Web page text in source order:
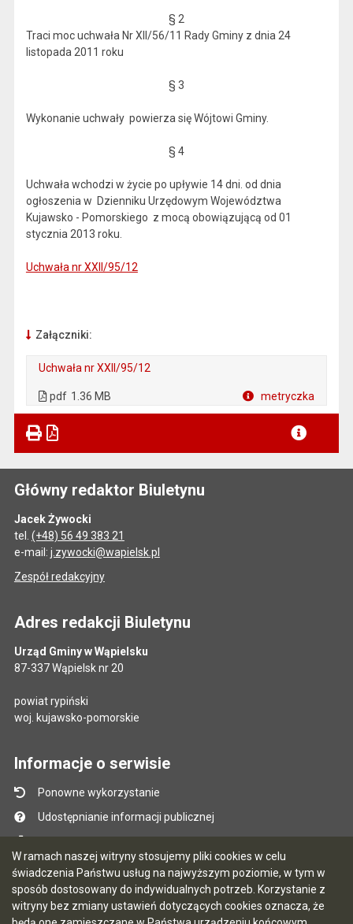
W ramach naszej witryny stosujemy pliki cookies w celu
świadczenia Państwu usług na najwyższym poziomie, w tym w
sposób dostosowany do indywidualnych potrzeb. Korzystanie z
witryny bez zmiany ustawień dotyczących cookies oznacza, że
§ 2
Traci moc uchwała Nr XII/56/11 Rady Gminy z dnia 24
listopada 2011 roku
§ 3
Wykonanie uchwały powierza się Wójtowi Gminy.
§ 4
Uchwała wchodzi w życie po upływie 14 dni. od dnia
ogłoszenia w Dzienniku Urzędowym Województwa
Kujawsko - Pomorskiego z mocą obowiązującą od 01
stycznia 2013 roku.
Uchwała nr XXII/95/12
Załączniki:
Uchwała nr XXII/95/12
pdf 1.36 MB metryczka
Główny redaktor Biuletynu
Jacek Żywocki
tel. (+48) 56 49 383 21
e-mail: j.zywocki@wapielsk.pl
Zespół redakcyjny
Adres redakcji Biuletynu
Urząd Gminy w Wąpielsku
87-337 Wąpielsk nr 20
powiat rypiński
woj. kujawsko-pomorskie
Informacje o serwisie
Ponowne wykorzystanie
Udostępnianie informacji publicznej
Mapa serwisu
Instrukcja obsługi
Statystyki oglądalności
Ostatnio dodane